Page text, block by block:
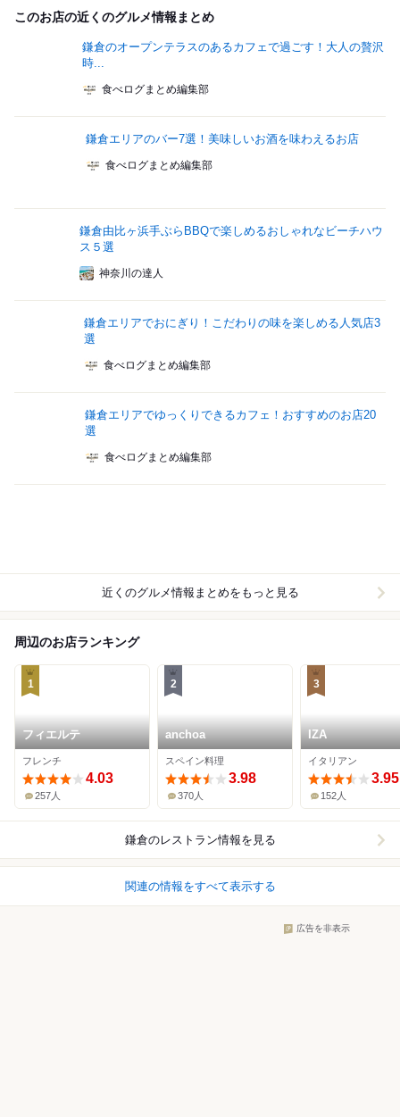
このお店の近くのグルメ情報まとめ
鎌倉のオープンテラスのあるカフェで過ごす！大人の贅沢
時...
食べログまとめ編集部
鎌倉エリアのバー7選！美味しいお酒を味わえるお店
食べログまとめ編集部
鎌倉由比ヶ浜手ぶらBBQで楽しめるおしゃれなビーチハウ
ス５選
神奈川の達人
鎌倉エリアでおにぎり！こだわりの味を楽しめる人気店3
選
食べログまとめ編集部
鎌倉エリアでゆっくりできるカフェ！おすすめのお店20
選
食べログまとめ編集部
近くのグルメ情報まとめをもっと見る
周辺のお店ランキング
1
フィエルテ
フレンチ
4.03
257人
2
anchoa
スペイン料理
3.98
370人
3
IZA
イタリアン
3.95
152人
鎌倉のレストラン情報を見る
関連の情報をすべて表示する
広告を非表示